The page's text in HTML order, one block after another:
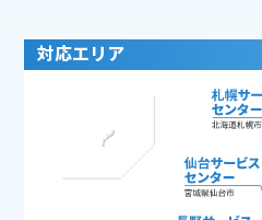
対応エリア